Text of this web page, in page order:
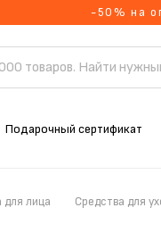
-50% на
Подарочный сертификат
для лица Средства для